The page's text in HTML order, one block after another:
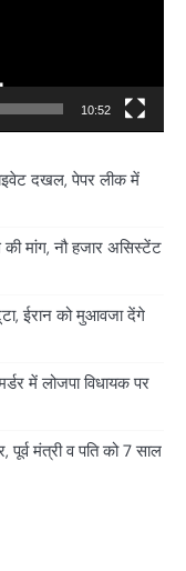
10:52
दखल, पेपर लीक में
मांग, नौ हजार असिस्टेंट
ईरान को मुआवजा देंगे
में लोजपा विधायक पर
मंत्री व पति को 7 साल